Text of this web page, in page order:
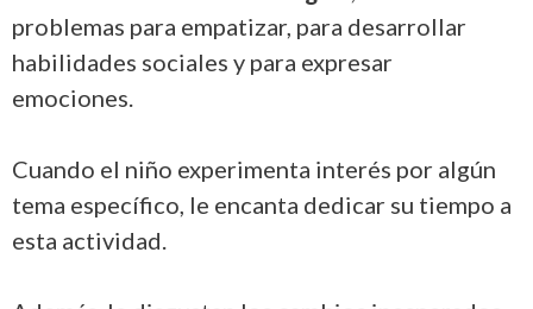
problemas para empatizar, para desarrollar
habilidades sociales y para expresar
emociones.
Cuando el niño experimenta interés por algún
tema específico, le encanta dedicar su tiempo a
esta actividad.